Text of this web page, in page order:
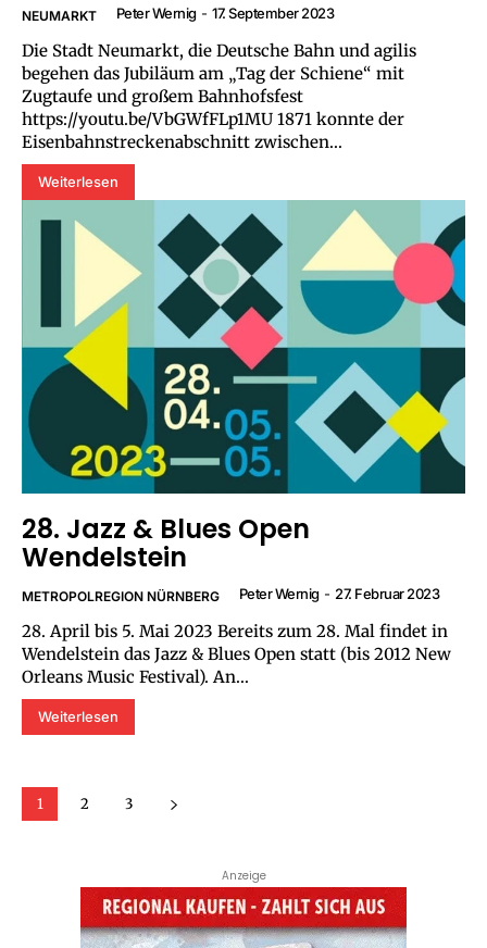
NEUMARKT Peter Wernig - 17. September 2023
Die Stadt Neumarkt, die Deutsche Bahn und agilis
begehen das Jubiläum am „Tag der Schiene“ mit
Zugtaufe und großem Bahnhofsfest
https://youtu.be/VbGWfFLp1MU 1871 konnte der
Eisenbahnstreckenabschnitt zwischen...
Weiterlesen
28. Jazz & Blues Open
Wendelstein
METROPOLREGION NÜRNBERG Peter Wernig - 27. Februar 2023
28. April bis 5. Mai 2023 Bereits zum 28. Mal findet in
Wendelstein das Jazz & Blues Open statt (bis 2012 New
Orleans Music Festival). An...
Weiterlesen
1 2 3
Anzeige